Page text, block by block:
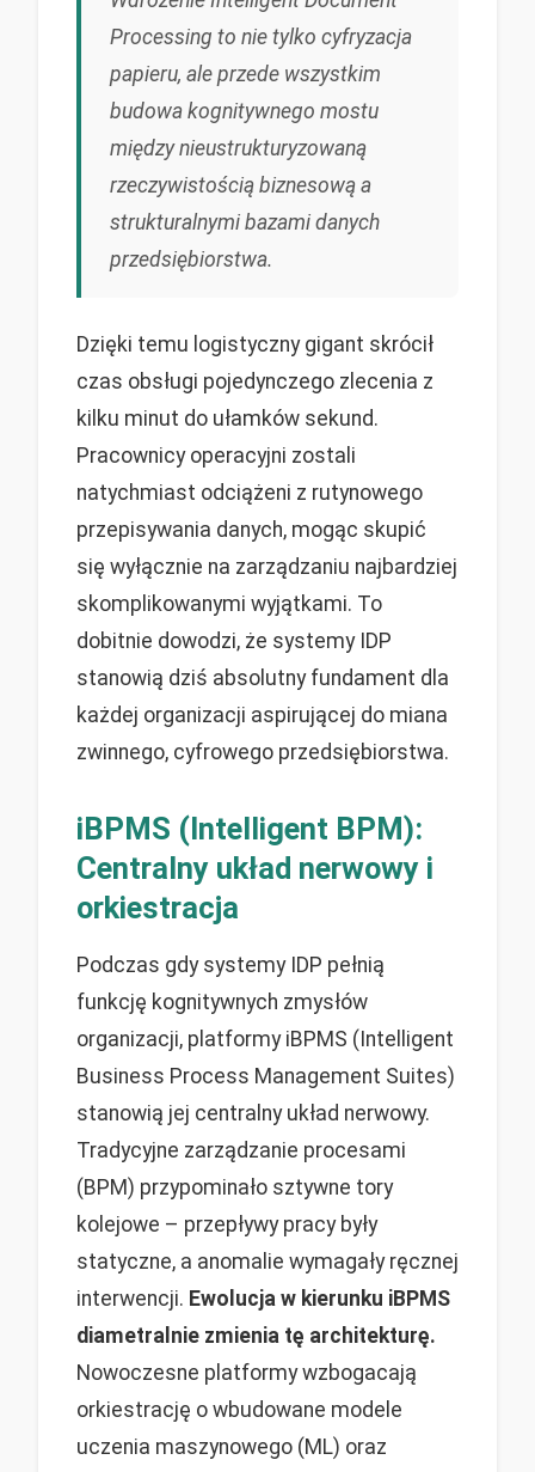
Processing to nie tylko cyfryzacja
papieru, ale przede wszystkim
budowa kognitywnego mostu
między nieustrukturyzowaną
rzeczywistością biznesową a
strukturalnymi bazami danych
przedsiębiorstwa.
Dzięki temu logistyczny gigant skrócił
czas obsługi pojedynczego zlecenia z
kilku minut do ułamków sekund.
Pracownicy operacyjni zostali
natychmiast odciążeni z rutynowego
przepisywania danych, mogąc skupić
się wyłącznie na zarządzaniu najbardziej
skomplikowanymi wyjątkami. To
dobitnie dowodzi, że systemy IDP
stanowią dziś absolutny fundament dla
każdej organizacji aspirującej do miana
zwinnego, cyfrowego przedsiębiorstwa.
iBPMS (Intelligent BPM):
Centralny układ nerwowy i
orkiestracja
Podczas gdy systemy IDP pełnią
funkcję kognitywnych zmysłów
organizacji, platformy iBPMS (Intelligent
Business Process Management Suites)
stanowią jej centralny układ nerwowy.
Tradycyjne zarządzanie procesami
(BPM) przypominało sztywne tory
kolejowe – przepływy pracy były
statyczne, a anomalie wymagały ręcznej
interwencji. Ewolucja w kierunku iBPMS
diametralnie zmienia tę architekturę.
Nowoczesne platformy wzbogacają
orkiestrację o wbudowane modele
uczenia maszynowego (ML) oraz